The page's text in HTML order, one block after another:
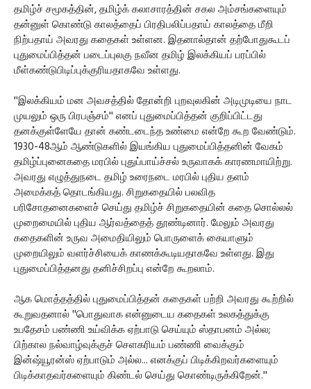
தமிழ்ச் சமூகத்தின், தமிழ்க் கலாசாரத்தின் சகல அம்சங்களையும்
தன்னுள் கொண்டு காலத்தைப் பிரதிபலிப்பதாய் காலத்தை மீறி
நிற்பதாய் அவரது கதைகள் உள்ளன. இதனால்தான் தற்போதுகூடப்
புதுமைப்பித்தன் படைப்புலகு நவீன தமிழ் இலக்கியப் பரப்பில்
மீள்கண்டுபிடிப்புக்குரியதாகவே உள்ளது.
''இலக்கியம் மன அவசத்தில் தோன்றி புறவுலகின் அடிமுடியை நாட
முயலும் ஒரு பிரபஞ்சம்'' எனப் புதுமைப்பித்தன் குறிப்பிட்டது
தனக்குள்ளேயே தான் கண்டடைந்த உண்மை என்றே கூற வேண்டும்.
1930-48ஆம் ஆண்டுகளில் இயங்கிய புதுமைப்பித்தனின் வேகம்
தமிழ்ப்புனைகதை மரபில் புதுப்பாய்ச்சல் உருவாகக் காரணமாயிற்று.
அவரது எழுத்துநடை தமிழ் உரைநடை மரபில் புதிய தளம்
அமைக்கத் தொடங்கியது. சிறுகதையில் பலவித
பரிசோதனைகளைச் செய்து தமிழ்ச் சிறுகதையின் கதை சொல்லல்
முறைமையில் புதிய ஆர்வத்தைத் தூண்டினார். மேலும் அவரது
கதைகளின் உருவ அமைதியிலும் பொருளைக் கையாளும்
முறையிலும் வளர்ச்சியைக் காணக்கூடியதாகவே உள்ளது. இது
புதுமைப்பித்தனது தனிச்சிறப்பு என்றே கூறலாம்.
ஆக மொத்தத்தில் புதுமைப்பித்தன் கதைகள் பற்றி அவரது கூற்றில்
கூறுவதனால் ''பொதுவாக என்னுடைய கதைகள் உலகத்துக்கு
உபதேசம் பண்ணி உய்விக்க ஏற்பாடு செய்யும் ஸ்தாபனம் அல்ல;
பிற்கால நல்வாழ்வுக்குச் செளகரியம் பண்ணி வைக்கும்
இன்ஷ்யூரன்ஸ் ஏற்பாடும் அல்ல... எனக்குப் பிடிக்கிறவர்களையும்
பிடிக்காதவர்களையும் கிண்டல் செய்து கொண்டிருக்கிறேன்.''